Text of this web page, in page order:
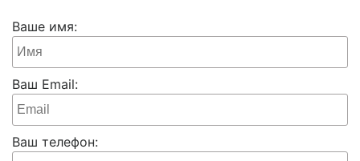
Ваше имя:
Ваш Email:
Ваш телефон: